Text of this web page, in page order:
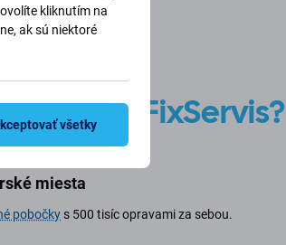
vybrať FixServis?
miesta
pobočky s 500 tisíc opravami za sebou.
kliknutím na
ak sú niektoré
všetky